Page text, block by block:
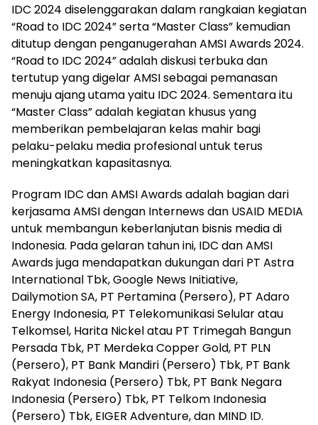
IDC 2024 diselenggarakan dalam rangkaian kegiatan
“Road to IDC 2024” serta “Master Class” kemudian
ditutup dengan penganugerahan AMSI Awards 2024.
“Road to IDC 2024” adalah diskusi terbuka dan
tertutup yang digelar AMSI sebagai pemanasan
menuju ajang utama yaitu IDC 2024. Sementara itu
“Master Class” adalah kegiatan khusus yang
memberikan pembelajaran kelas mahir bagi
pelaku-pelaku media profesional untuk terus
meningkatkan kapasitasnya.
Program IDC dan AMSI Awards adalah bagian dari
kerjasama AMSI dengan Internews dan USAID MEDIA
untuk membangun keberlanjutan bisnis media di
Indonesia. Pada gelaran tahun ini, IDC dan AMSI
Awards juga mendapatkan dukungan dari PT Astra
International Tbk, Google News Initiative,
Dailymotion SA, PT Pertamina (Persero), PT Adaro
Energy Indonesia, PT Telekomunikasi Selular atau
Telkomsel, Harita Nickel atau PT Trimegah Bangun
Persada Tbk, PT Merdeka Copper Gold, PT PLN
(Persero), PT Bank Mandiri (Persero) Tbk, PT Bank
Rakyat Indonesia (Persero) Tbk, PT Bank Negara
Indonesia (Persero) Tbk, PT Telkom Indonesia
(Persero) Tbk, EIGER Adventure, dan MIND ID.